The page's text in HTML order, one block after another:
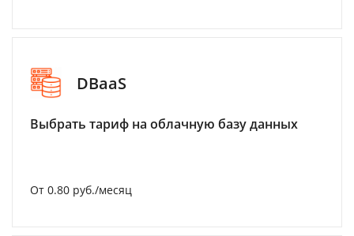
DBaaS
Выбрать тариф на облачную базу данных
От 0.80 руб./месяц